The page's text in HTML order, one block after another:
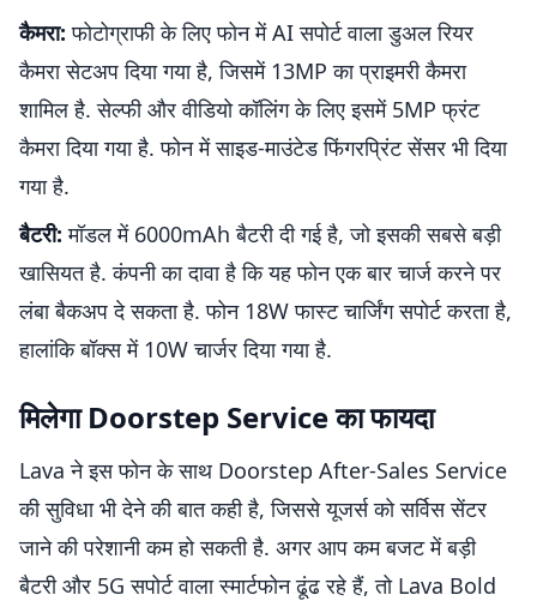
कैमरा:फोटोग्राफी के लिए फोन में AI सपोर्ट वाला डुअल रियर
कैमरा सेटअप दिया गया है, जिसमें 13MP का प्राइमरी कैमरा
शामिल है. सेल्फी और वीडियो कॉलिंग के लिए इसमें 5MP फ्रंट
कैमरा दिया गया है. फोन में साइड-माउंटेड फिंगरप्रिंट सेंसर भी दिया
गया है.
बैटरी: मॉडल में 6000mAh बैटरी दी गई है, जो इसकी सबसे बड़ी
खासियत है. कंपनी का दावा है कि यह फोन एक बार चार्ज करने पर
लंबा बैकअप दे सकता है. फोन 18W फास्ट चार्जिंग सपोर्ट करता है,
हालांकि बॉक्स में 10W चार्जर दिया गया है.
मिलेगा Doorstep Service का फायदा
Lava ने इस फोन के साथ Doorstep After-Sales Service
की सुविधा भी देने की बात कही है, जिससे यूजर्स को सर्विस सेंटर
जाने की परेशानी कम हो सकती है. अगर आप कम बजट में बड़ी
बैटरी और 5G सपोर्ट वाला स्मार्टफोन ढूंढ रहे हैं, तो Lava Bold